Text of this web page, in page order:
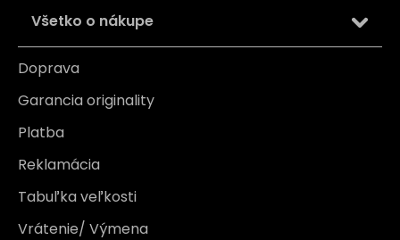
Všetko o nákupe
Doprava
Garancia originality
Platba
Reklamácia
Tabuľka veľkosti
Vrátenie/ Výmena